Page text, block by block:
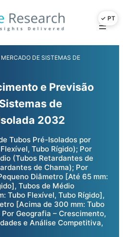
MERCADO DE SISTEMAS DE
e Previsão
de
2032
Tubos Pré-Isolados por
Tubo Rígido); Por
(Tubos Retardantes de
de Chama); Por
Diâmetro [Até 65 mm:
Tubos de Médio
Tubo Flexível, Tubo Rígido],
[Acima de 300 mm: Tubo
Geografia – Crescimento,
e Análise Competitiva,